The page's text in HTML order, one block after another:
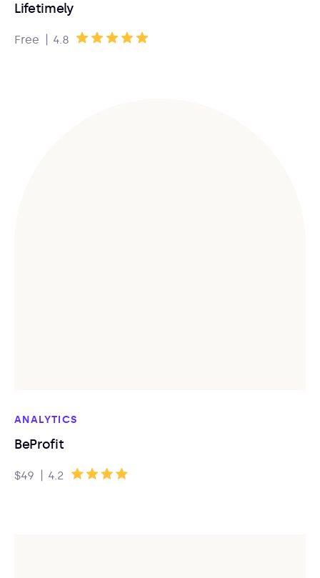
Lifetimely
Free | 4.8
ANALYTICS
BeProfit
$49 | 4.2